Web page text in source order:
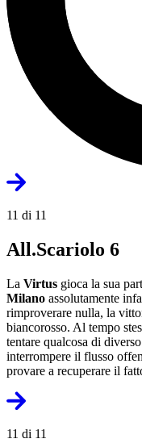
11 di 11
All.Scariolo 6
La Virtus gioca la sua
Milano assolutamente
rimproverare nulla, la
biancorosso. Al tempo
tentare qualcosa di
interrompere il flusso
provare a recuperare il
11 di 11